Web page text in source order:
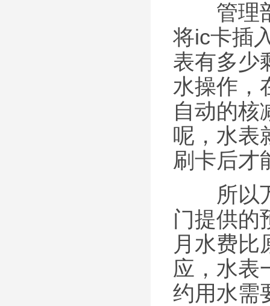
管理部
将ic卡插
表有多少
水操作，
自动的核
呢，水表
刷卡后才
所以万
门提供的
月水费比
应，水表
约用水需